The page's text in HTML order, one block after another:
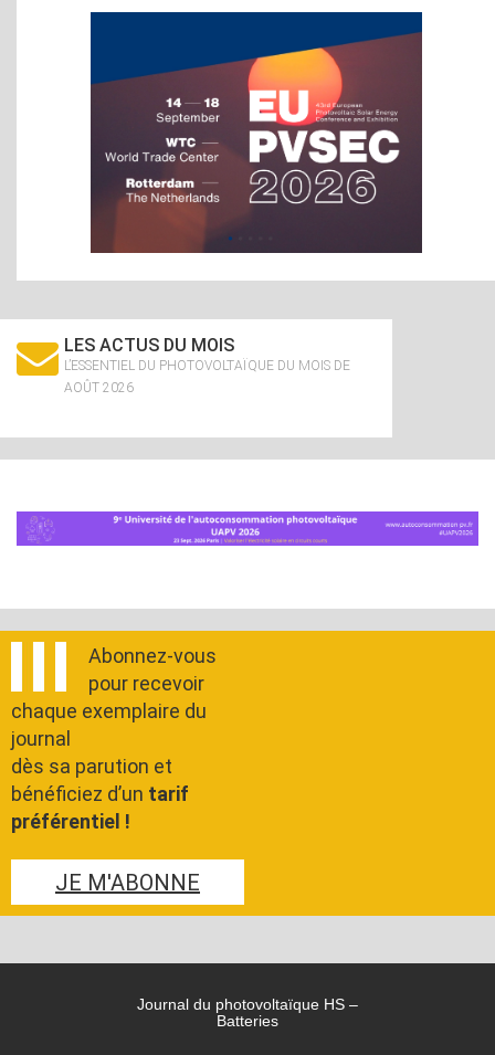
LES ACTUS DU MOIS
L’ESSENTIEL DU PHOTOVOLTAÏQUE DU MOIS DE
AOÛT 2026
Abonnez-vous
pour recevoir
chaque exemplaire du
journal
dès sa parution et
bénéficiez d’un tarif
préférentiel !
JE M'ABONNE
Journal du photovoltaïque HS –
Batteries